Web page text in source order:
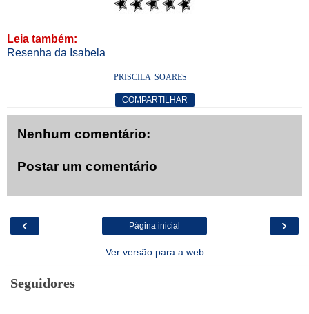
Leia também:
Resenha da Isabela
PRISCILA SOARES
COMPARTILHAR
Nenhum comentário:
Postar um comentário
‹ ›
Página inicial
Ver versão para a web
Seguidores